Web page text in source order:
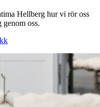
Hellberg hur vi rör oss
genom oss.